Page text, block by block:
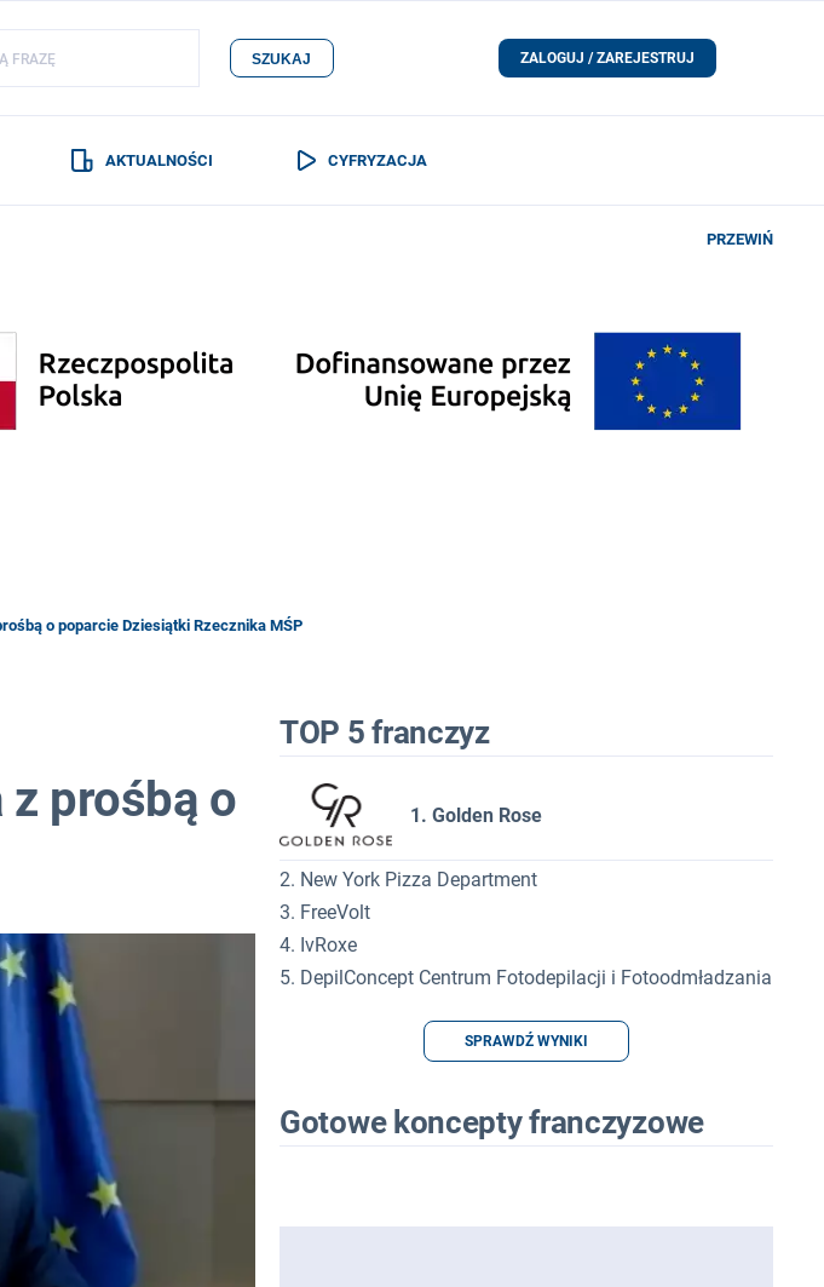
SZUKAJ ZALOGUJ / ZAREJESTRUJ
AKTUALNOŚCI CYFRYZACJA
PRZEWIŃ
o poparcie Dziesiątki Rzecznika MŚP
prośbą o
TOP 5 franczyz
1. Golden Rose
2. New York Pizza Department
3. FreeVolt
4. IvRoxe
5. DepilConcept Centrum Fotodepilacji i Fotoodmładzania
SPRAWDŹ WYNIKI
Gotowe koncepty franczyzowe